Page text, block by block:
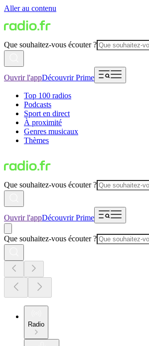
Aller au contenu
Que souhaitez-vous écouter ?
Ouvrir l'appDécouvrir Prime
Top 100 radios
Podcasts
Sport en direct
À proximité
Genres musicaux
Thèmes
Que souhaitez-vous écouter ?
Ouvrir l'appDécouvrir Prime
Que souhaitez-vous écouter ?
Radio